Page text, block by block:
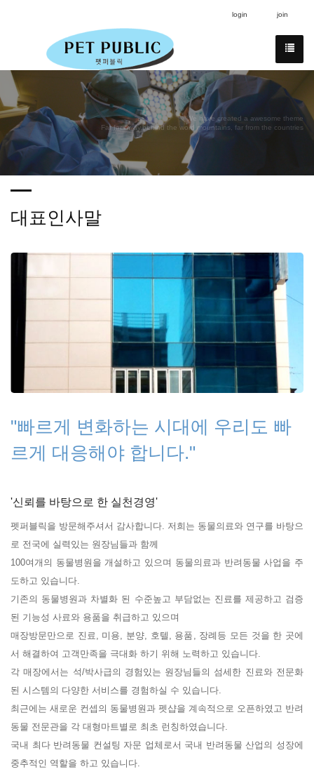
login join
We have created a awesome theme
Far far away,behind the word mountains, far from the countries
대표인사말
"빠르게 변화하는 시대에 우리도 빠
르게 대응해야 합니다."
'신뢰를 바탕으로 한 실천경영'
펫퍼블릭을 방문해주셔서 감사합니다. 저희는 동물의료와 연구를 바탕으
로 전국에 실력있는 원장님들과 함께
100여개의 동물병원을 개설하고 있으며 동물의료과 반려동물 사업을 주
도하고 있습니다.
기존의 동물병원과 차별화 된 수준높고 부담없는 진료를 제공하고 검증
된 기능성 사료와 용품을 취급하고 있으며
매장방문만으로 진료, 미용, 분양, 호텔, 용품, 장례등 모든 것을 한 곳에
서 해결하여 고객만족을 극대화 하기 위해 노력하고 있습니다.
각 매장에서는 석/박사급의 경험있는 원장님들의 섬세한 진료와 전문화
된 시스템의 다양한 서비스를 경험하실 수 있습니다.
최근에는 새로운 컨셉의 동물병원과 펫샵을 계속적으로 오픈하였고 반려
동물 전문관을 각 대형마트별로 최초 런칭하였습니다.
국내 최다 반려동물 컨설팅 자문 업체로서 국내 반려동물 산업의 성장에
중추적인 역할을 하고 있습니다.